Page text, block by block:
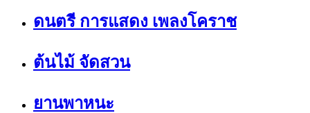
ดนตรี การแสดง เพลงโคราช
ต้นไม้ จัดสวน
ยานพาหนะ